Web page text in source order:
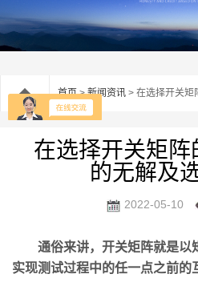
首页>新闻资讯 > 在选择开关矩
在选择开关矩
的无解及
2022-05-10
通俗来讲， 开关矩阵就是以
实现测试过程中的任一点之前的